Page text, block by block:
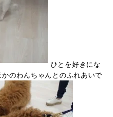
ひとを好きにな
のわんちゃんとのふれあいで